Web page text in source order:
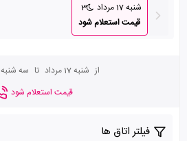
شنبه 17 مرداد
3
قیمت استعلام شود
از شنبه 17 مرداد تا سه شنبه 20 مرداد
قیمت استعلام شود
فیلتر اتاق ها